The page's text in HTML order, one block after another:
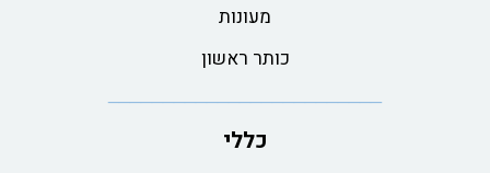
מעונות
כותר ראשון
כללי